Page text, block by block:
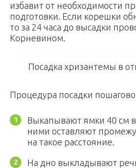
избавит от необходимости
подготовки. Если корешки
то за 24 часа до высадки
Корневином.
Посадка хризантемы в
Процедура посадки
Выкапывают ямки 40 см
ними оставляют
на такое расстояние.
На дно выкладывают